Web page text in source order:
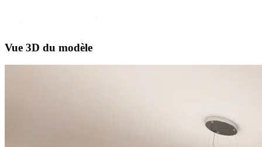
Vue 3D du modèle